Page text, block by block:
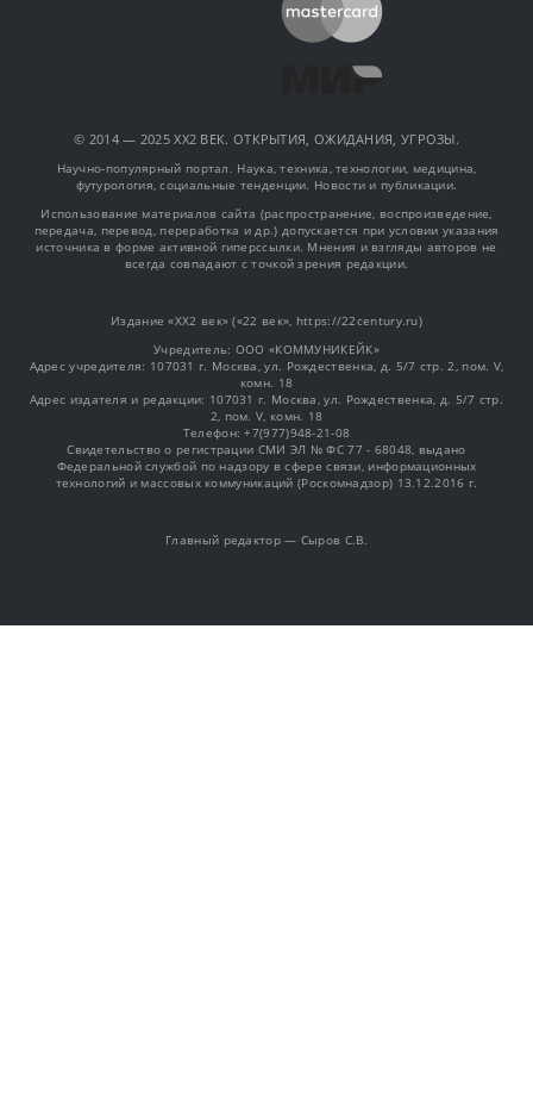
© 2014 — 2025 XX2 ВЕК. ОТКРЫТИЯ, ОЖИДАНИЯ, УГРОЗЫ.
Научно-популярный портал. Наука, техника, технологии, медицина,
футурология, социальные тенденции. Новости и публикации.
Использование материалов сайта (распространение, воспроизведение,
передача, перевод, переработка и др.) допускается при условии указания
источника в форме активной гиперссылки. Мнения и взгляды авторов не
всегда совпадают с точкой зрения редакции.
Издание «XX2 век» («22 век», https://22century.ru)
Учредитель: OOO «КОММУНИКЕЙК»
Адрес учредителя: 107031 г. Москва, ул. Рождественка, д. 5/7 стр. 2, пом. V,
комн. 18
Адрес издателя и редакции: 107031 г. Москва, ул. Рождественка, д. 5/7 стр.
2, пом. V, комн. 18
Телефон: +7(977)948-21-08
Свидетельство о регистрации СМИ ЭЛ № ФС 77 - 68048, выдано
Федеральной службой по надзору в сфере связи, информационных
технологий и массовых коммуникаций (Роскомнадзор) 13.12.2016 г.
Главный редактор — Сыров С.В.